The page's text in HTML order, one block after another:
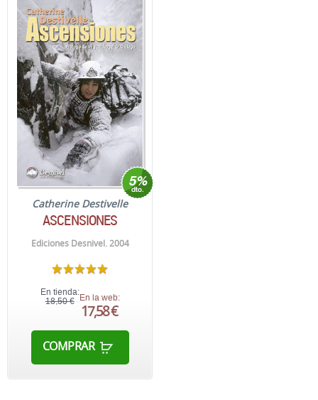
Catherine Destivelle
ASCENSIONES
Ediciones Desnivel. 2004
En tienda:
18,50 € En la web:
17,58 €
COMPRAR